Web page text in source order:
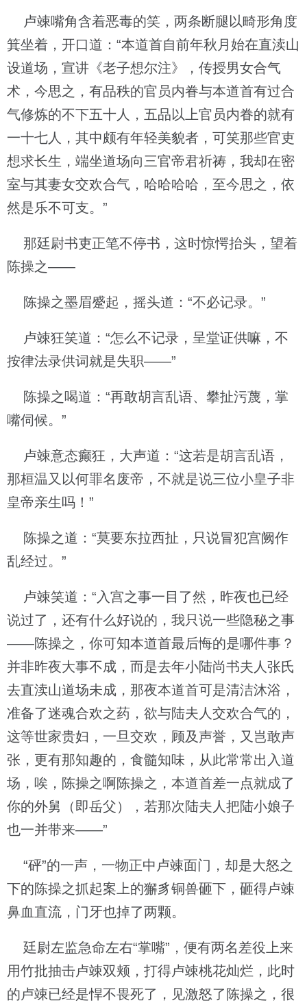
卢竦嘴角含着恶毒的笑，两条断腿以畸形角度
箕坐着，开口道：“本道首自前年秋月始在直渎山
设道场，宣讲《老子想尔注》，传授男女合气
术，今思之，有品秩的官员内眷与本道首有过合
气修炼的不下五十人，五品以上官员内眷的就有
一十七人，其中颇有年轻美貌者，可笑那些官吏
想求长生，端坐道场向三官帝君祈祷，我却在密
室与其妻女交欢合气，哈哈哈哈，至今思之，依
然是乐不可支。”
那廷尉书吏正笔不停书，这时惊愕抬头，望着
陈操之——
陈操之墨眉蹙起，摇头道：“不必记录。”
卢竦狂笑道：“怎么不记录，呈堂证供嘛，不
按律法录供词就是失职——”
陈操之喝道：“再敢胡言乱语、攀扯污蔑，掌
嘴伺候。”
卢竦意态癫狂，大声道：“这若是胡言乱语，
那桓温又以何罪名废帝，不就是说三位小皇子非
皇帝亲生吗！”
陈操之道：“莫要东拉西扯，只说冒犯宫阙作
乱经过。”
卢竦笑道：“入宫之事一目了然，昨夜也已经
说过了，还有什么好说的，我只说一些隐秘之事
——陈操之，你可知本道首最后悔的是哪件事？
并非昨夜大事不成，而是去年小陆尚书夫人张氏
去直渎山道场未成，那夜本道首可是清洁沐浴，
准备了迷魂合欢之药，欲与陆夫人交欢合气的，
这等世家贵妇，一旦交欢，顾及声誉，又岂敢声
张，更有那知趣的，食髓知味，从此常常出入道
场，唉，陈操之啊陈操之，本道首差一点就成了
你的外舅（即岳父），若那次陆夫人把陆小娘子
也一并带来——”
“砰”的一声，一物正中卢竦面门，却是大怒之
下的陈操之抓起案上的獬豸铜兽砸下，砸得卢竦
鼻血直流，门牙也掉了两颗。
廷尉左监急命左右“掌嘴”，便有两名差役上来
用竹批抽击卢竦双颊，打得卢竦桃花灿烂，此时
的卢竦已经是悍不畏死了，见激怒了陈操之，很